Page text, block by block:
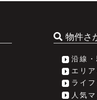
物件さ
沿線
エリ
ライ
人気